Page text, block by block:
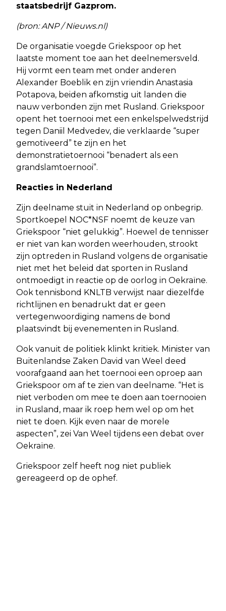
staatsbedrijf Gazprom.
(bron: ANP / Nieuws.nl)
De organisatie voegde Griekspoor op het
laatste moment toe aan het deelnemersveld.
Hij vormt een team met onder anderen
Alexander Boeblik en zijn vriendin Anastasia
Potapova, beiden afkomstig uit landen die
nauw verbonden zijn met Rusland. Griekspoor
opent het toernooi met een enkelspelwedstrijd
tegen Daniil Medvedev, die verklaarde “super
gemotiveerd” te zijn en het
demonstratietoernooi “benadert als een
grandslamtoernooi”.
Reacties in Nederland
Zijn deelname stuit in Nederland op onbegrip.
Sportkoepel NOC*NSF noemt de keuze van
Griekspoor “niet gelukkig”. Hoewel de tennisser
er niet van kan worden weerhouden, strookt
zijn optreden in Rusland volgens de organisatie
niet met het beleid dat sporten in Rusland
ontmoedigt in reactie op de oorlog in Oekraïne.
Ook tennisbond KNLTB verwijst naar diezelfde
richtlijnen en benadrukt dat er geen
vertegenwoordiging namens de bond
plaatsvindt bij evenementen in Rusland.
Ook vanuit de politiek klinkt kritiek. Minister van
Buitenlandse Zaken David van Weel deed
voorafgaand aan het toernooi een oproep aan
Griekspoor om af te zien van deelname. “Het is
niet verboden om mee te doen aan toernooien
in Rusland, maar ik roep hem wel op om het
niet te doen. Kijk even naar de morele
aspecten”, zei Van Weel tijdens een debat over
Oekraïne.
Griekspoor zelf heeft nog niet publiek
gereageerd op de ophef.